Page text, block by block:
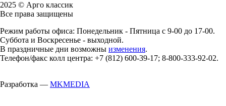
2025 © Арго классик
Все права защищены
Режим работы офиса: Понедельник - Пятница с 9-00 до 17-00.
Суббота и Воскресенье - выходной.
В праздничные дни возможны изменения.
Телефон/факс колл центра: +7 (812) 600-39-17; 8-800-333-92-02.
Разработка — MKMEDIA